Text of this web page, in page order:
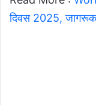
दिवस 2025,